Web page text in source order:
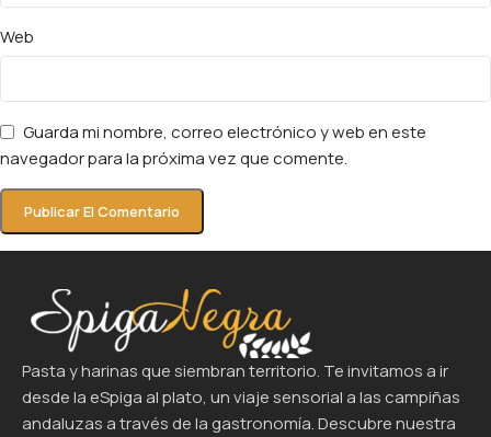
Web
Guarda mi nombre, correo electrónico y web en este
navegador para la próxima vez que comente.
Pasta y harinas que siembran territorio. Te invitamos a ir
desde la eSpiga al plato, un viaje sensorial a las campiñas
andaluzas a través de la gastronomía. Descubre nuestra